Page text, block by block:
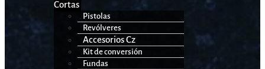
Cortas
Pistolas
Revólveres
Accesorios Cz
Kit de conversión
Fundas